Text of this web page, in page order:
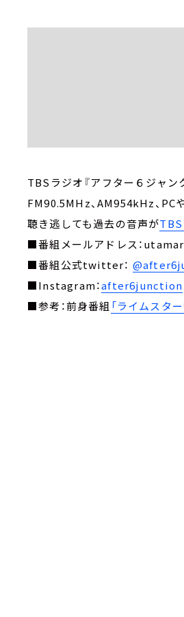
TBSラジオ『アフター６ジャン
FM90.5MHz、AM954kHz、PC
聴き逃しても過去の音声が
■番組メールアドレス：
■番組公式twitter：
■Instagram：after6junction
■参考：前身番組 「ライムスタ